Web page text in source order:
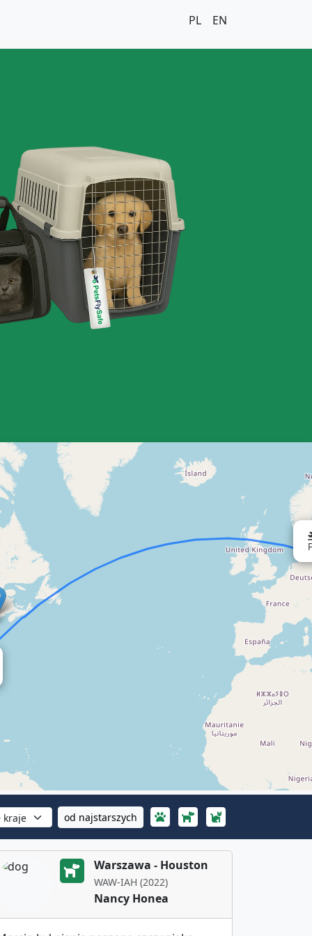
PL EN
od najstarszych
Warszawa - Houston
WAW-IAH (2022)
Nancy Honea